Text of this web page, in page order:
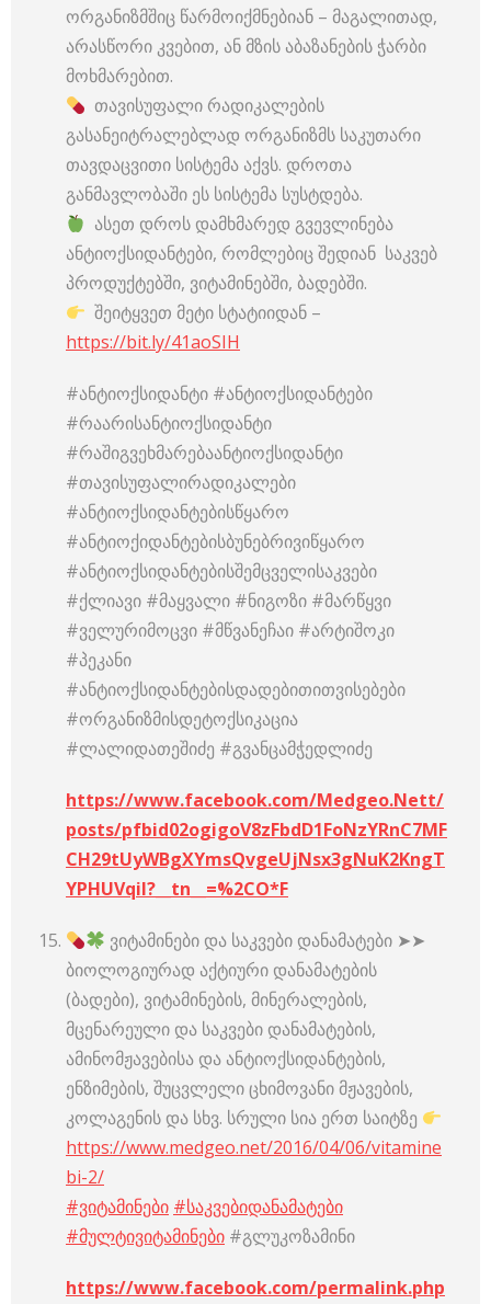
ორგანიზმშიც წარმოიქმნებიან – მაგალითად,
არასწორი კვებით, ან მზის აბაზანების ჭარბი
მოხმარებით.
თავისუფალი რადიკალების
გასანეიტრალებლად ორგანიზმს საკუთარი
თავდაცვითი სისტემა აქვს. დროთა
განმავლობაში ეს სისტემა სუსტდება.
ასეთ დროს დამხმარედ გვევლინება
ანტიოქსიდანტები, რომლებიც შედიან საკვებ
პროდუქტებში, ვიტამინებში, ბადებში.
შეიტყვეთ მეტი სტატიიდან –
https://bit.ly/41aoSIH
#ანტიოქსიდანტი #ანტიოქსიდანტები
#რაარისანტიოქსიდანტი
#რაშიგვეხმარებაანტიოქსიდანტი
#თავისუფალირადიკალები
#ანტიოქსიდანტებისწყარო
#ანტიოქიდანტებისბუნებრივიწყარო
#ანტიოქსიდანტებისშემცველისაკვები
#ქლიავი #მაყვალი #ნიგოზი #მარწყვი
#ველურიმოცვი #მწვანეჩაი #არტიშოკი
#პეკანი
#ანტიოქსიდანტებისდადებითითვისებები
#ორგანიზმისდეტოქსიკაცია
#ლალიდათეშიძე #გვანცამჭედლიძე
https://www.facebook.com/Medgeo.Nett/
posts/pfbid02ogigoV8zFbdD1FoNzYRnC7MF
CH29tUyWBgXYmsQvgeUjNsx3gNuK2KngT
YPHUVqil?__tn__=%2CO*F
ვიტამინები და საკვები დანამატები ➤➤
ბიოლოგიურად აქტიური დანამატების
(ბადები), ვიტამინების, მინერალების,
მცენარეული და საკვები დანამატების,
ამინომჟავებისა და ანტიოქსიდანტების,
ენზიმების, შუცვლელი ცხიმოვანი მჟავების,
კოლაგენის და სხვ. სრული სია ერთ საიტზე
https://www.medgeo.net/2016/04/06/vitamine
bi-2/
#ვიტამინები #საკვებიდანამატები
#მულტივიტამინები #გლუკოზამინი
https://www.facebook.com/permalink.php